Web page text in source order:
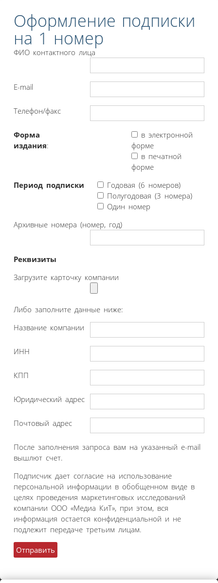
Оформление подписки
на 1 номер
ФИО контактного лица
E-mail
Телефон/факс
Форма
издания:
в электронной
форме
в печатной
форме
Период подписки
Годовая (6 номеров)
Полугодовая (3 номера)
Один номер
Архивные номера (номер, год)
Реквизиты
Загрузите карточку компании
Либо заполните данные ниже:
Название компании
ИНН
КПП
Юридический адрес
Почтовый адрес
После заполнения запроса вам на указанный e-mail
вышлют счет.
Подписчик дает согласие на использование
персональной информации в обобщенном виде в
целях проведения маркетинговых исследований
компании ООО «Медиа КиТ», при этом, вся
информация остается конфиденциальной и не
подлежит передаче третьим лицам.